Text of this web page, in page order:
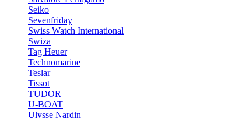
Seiko
Sevenfriday
Swiss Watch International
Swiza
Tag Heuer
Technomarine
Teslar
Tissot
TUDOR
U-BOAT
Ulysse Nardin